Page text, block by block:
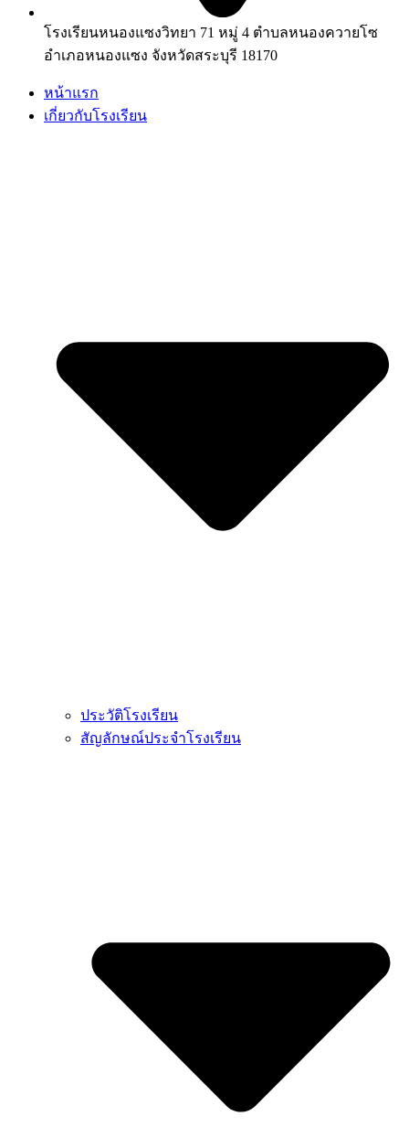
โรงเรียนหนองแซงวิทยา 71 หมู่ 4 ตำบลหนองควายโซ
อำเภอหนองแซง จังหวัดสระบุรี 18170
หน้าแรก
เกี่ยวกับโรงเรียน
ประวัติโรงเรียน
สัญลักษณ์ประจำโรงเรียน